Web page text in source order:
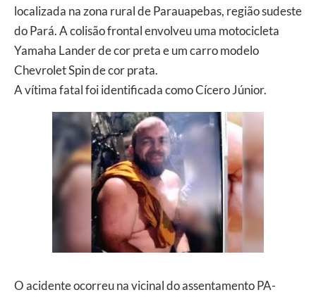
localizada na zona rural de Parauapebas, região sudeste
do Pará. A colisão frontal envolveu uma motocicleta
Yamaha Lander de cor preta e um carro modelo
Chevrolet Spin de cor prata.
A vítima fatal foi identificada como Cícero Júnior.
O acidente ocorreu na vicinal do assentamento PA-